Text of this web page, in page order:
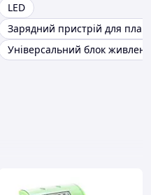
LED
Зарядний пристрій для
Універсальний блок